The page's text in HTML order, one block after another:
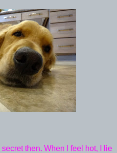
then. When I feel hot, I lie